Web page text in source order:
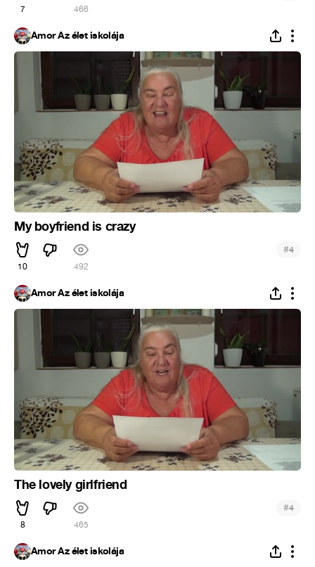
7 466
Ámor Az élet iskolája
My boyfriend is crazy
10 492
#4
Ámor Az élet iskolája
The lovely girlfriend
8 465
#4
Ámor Az élet iskolája